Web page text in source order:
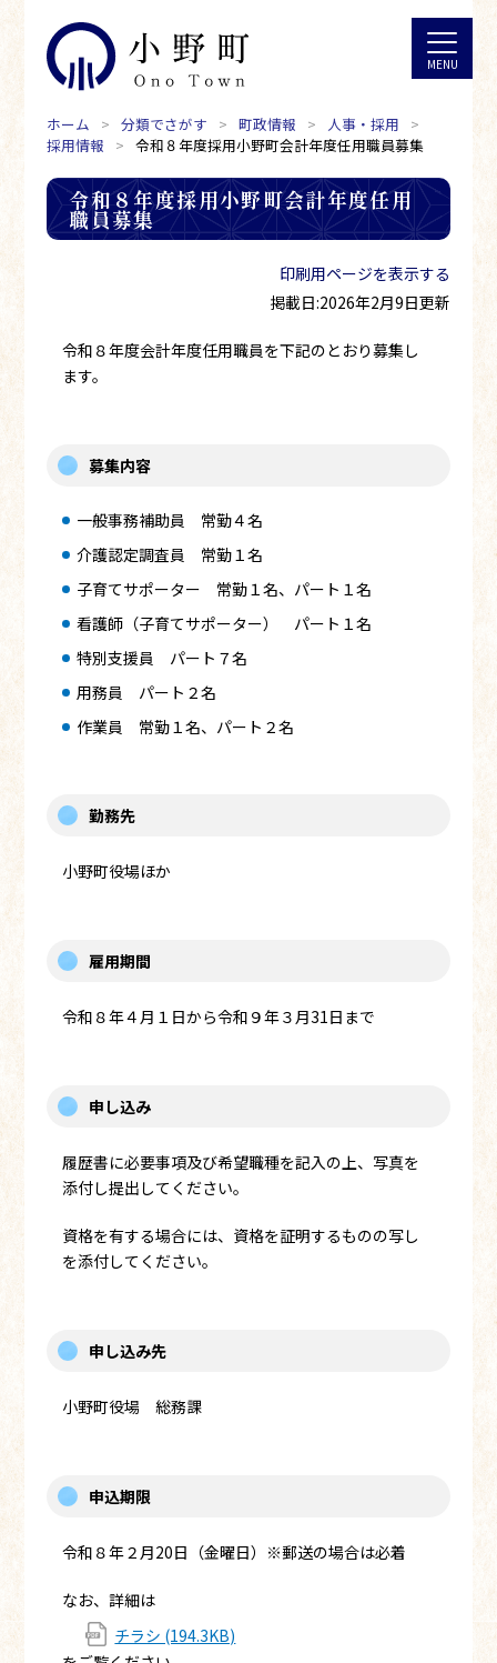
ホーム 分類でさがす 町政情報
人事・採用
採用情報
令和８年度採用小野町会計年度任用職員募集
令和８年度採用小野町会計年度任用
職員募集
印刷用ページを表示する
掲載日:2026年2月9日更新
令和８年度会計年度任用職員を下記のとおり募集し
ます。
募集内容
一般事務補助員 常勤４名
介護認定調査員 常勤１名
子育てサポーター 常勤１名、パート１名
看護師（子育てサポーター） パート１名
特別支援員 パート７名
用務員 パート２名
作業員 常勤１名、パート２名
勤務先
小野町役場ほか
雇用期間
令和８年４月１日から令和９年３月31日まで
申し込み
履歴書に必要事項及び希望職種を記入の上、写真を
添付し提出してください。
資格を有する場合には、資格を証明するものの写し
を添付してください。
申し込み先
小野町役場 総務課
申込期限
令和８年２月20日（金曜日）※郵送の場合は必着
なお、詳細は
チラシ (194.3KB)